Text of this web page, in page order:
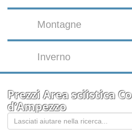
Montagne
Inverno
Prezzi Area sciistica
d’Ampezzo